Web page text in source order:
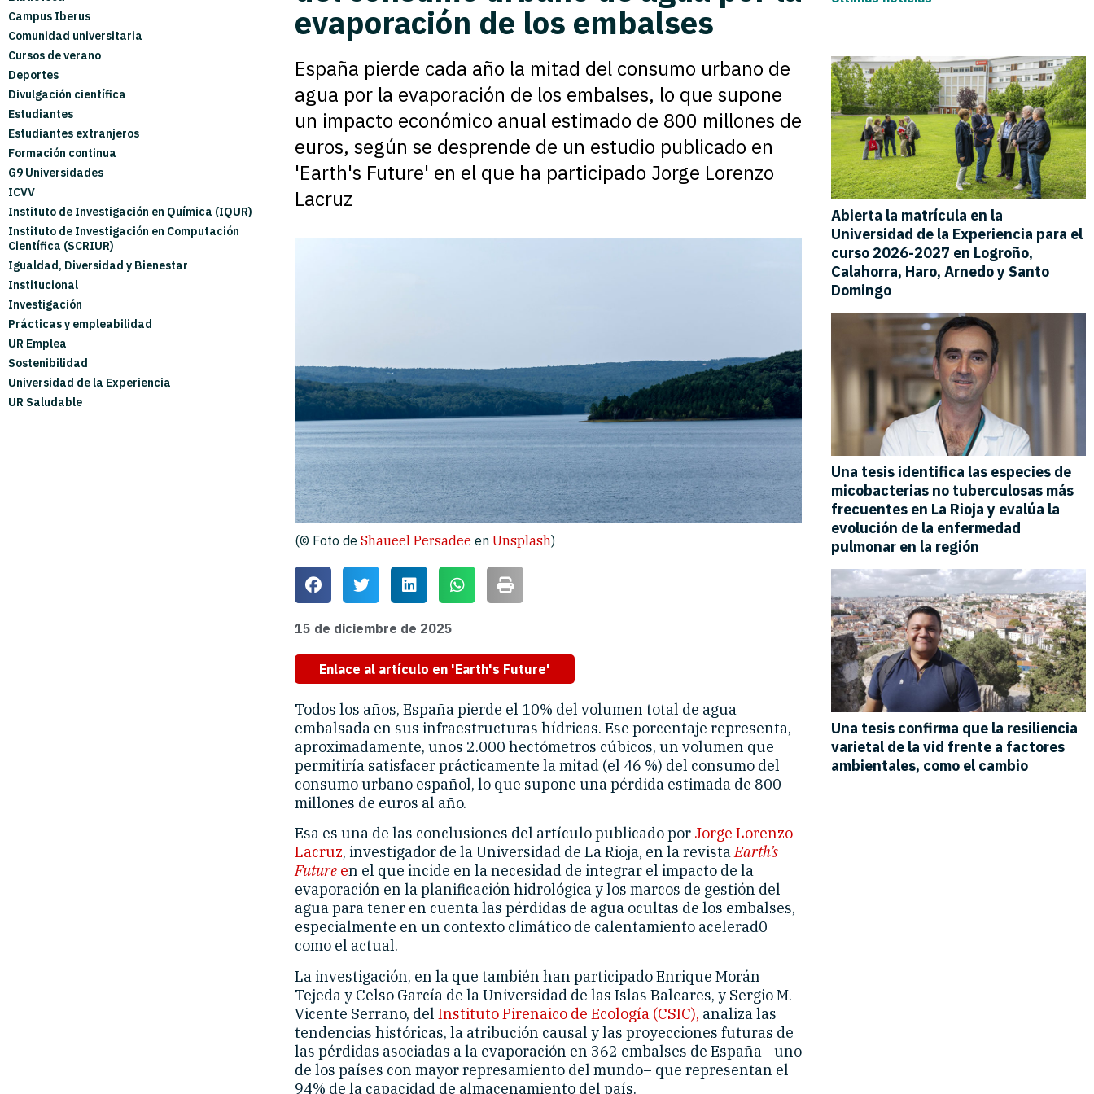
Campus Iberus
Comunidad universitaria
Cursos de verano
Deportes
Divulgación científica
Estudiantes
Estudiantes extranjeros
Formación continua
G9 Universidades
ICVV
Instituto de Investigación en Química (IQUR)
Instituto de Investigación en Computación
Científica (SCRIUR)
Igualdad, Diversidad y Bienestar
Institucional
Investigación
Prácticas y empleabilidad
UR Emplea
Sostenibilidad
Universidad de la Experiencia
UR Saludable
evaporación de los embalses
España pierde cada año la mitad del consumo urbano de
agua por la evaporación de los embalses, lo que supone
un impacto económico anual estimado de 800 millones de
euros, según se desprende de un estudio publicado en
'Earth's Future' en el que ha participado Jorge Lorenzo
Lacruz
(© Foto de Shaueel Persadee en Unsplash)
15 de diciembre de 2025
Enlace al artículo en 'Earth's Future'
Todos los años, España pierde el 10% del volumen total de agua
embalsada en sus infraestructuras hídricas. Ese porcentaje representa,
aproximadamente, unos 2.000 hectómetros cúbicos, un volumen que
permitiría satisfacer prácticamente la mitad (el 46 %) del consumo del
consumo urbano español, lo que supone una pérdida estimada de 800
millones de euros al año.
Esa es una de las conclusiones del artículo publicado por Jorge Lorenzo
Lacruz, investigador de la Universidad de La Rioja, en la revistaEarth’s
Future en el que incide en la necesidad de integrar el impacto de la
evaporación en la planificación hidrológica y los marcos de gestión del
agua para tener en cuenta las pérdidas de agua ocultas de los embalses,
especialmente en un contexto climático de calentamiento acelerad0
como el actual.
La investigación, en la que también han participado Enrique Morán
Tejeda y Celso García de la Universidad de las Islas Baleares, y Sergio M.
Vicente Serrano, del Instituto Pirenaico de Ecología (CSIC), analiza las
tendencias históricas, la atribución causal y las proyecciones futuras de
las pérdidas asociadas a la evaporación en 362 embalses de España –uno
de los países con mayor represamiento del mundo– que representan el
94% de la capacidad de almacenamiento del país.